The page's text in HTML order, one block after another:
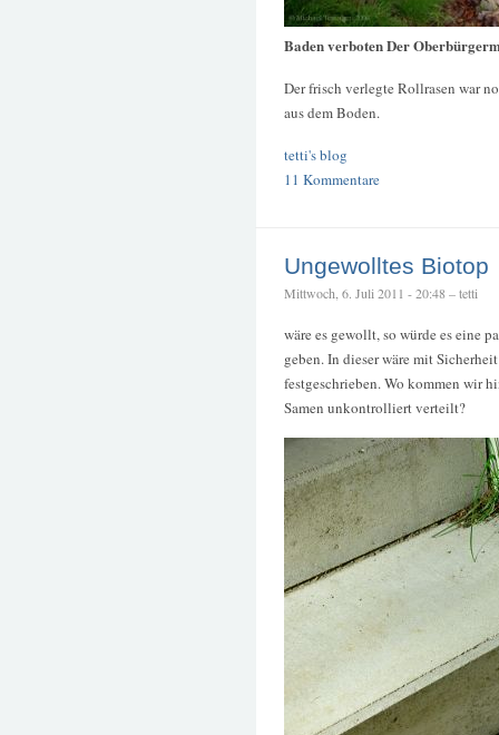
Baden verboten Der
Der frisch verlegte Rollrasen war
aus dem Boden.
tetti's blog
11 Kommentare
Ungewolltes Biotop
Mittwoch, 6. Juli 2011 - 20:48 – tetti
wäre es gewollt, so würde es eine
geben. In dieser wäre mit
festgeschrieben. Wo kommen wir
Samen unkontrolliert verteilt?